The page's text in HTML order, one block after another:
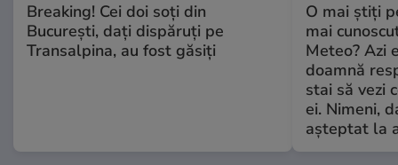
Breaking! Cei doi soți din
București, dați dispăruți pe
Transalpina, au fost găsiți
O mai știți
mai
Meteo? Azi
doamnă
stai să vezi
ei. Nimeni,
așteptat la